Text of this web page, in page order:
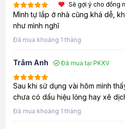
Sẽ gợi ý cho đồng
Mình tự lắp ở nhà cũng khá dễ,
như mình nghĩ
Đã mua khoảng 1 tháng
Trâm Anh Đã mua tại PKXV
Sau khi sử dụng vài hôm mình
chưa có dấu hiệu lỏng hay xê
Đã mua khoảng 1 tháng